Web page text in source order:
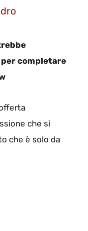
completare
che si
che è solo da